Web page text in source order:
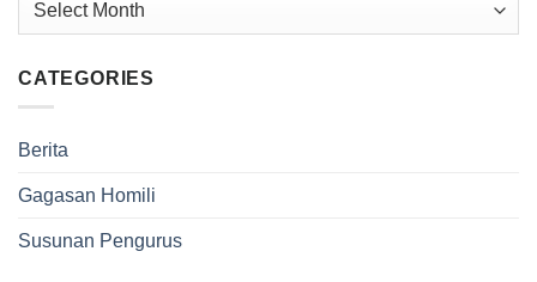
CATEGORIES
Berita
Gagasan Homili
Susunan Pengurus